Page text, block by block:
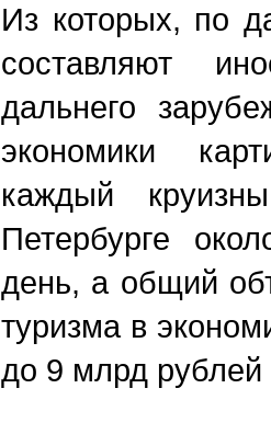
Из которых, по
составляют
дальнего
экономики
каждый
Петербурге
день, а общий
туризма в
до 9 млрд рублей